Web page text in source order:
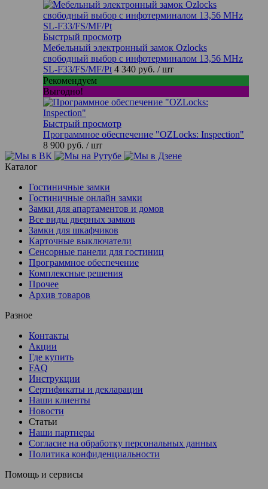
Быстрый просмотр
Мебельный электронный замок Ozlocks
свободный выбор с инфотерминалом 13,56 MHz
SL-F33/FS/MF/Pt 4 340 руб. / шт
Рекомендуем
Выгодно!
Быстрый просмотр
Программное обеспечение "OZLocks: Inspection"
8 900 руб. / шт
Каталог
Гостиничные замки
Гостиничные онлайн замки
Замки для апартаментов и домов
Все виды дверных замков
Замки для шкафчиков
Карточные выключатели
Сенсорные панели для гостиниц
Программное обеспечение
Комплексные решения
Прочее
Архив товаров
Разное
Контакты
Акции
Где купить
FAQ
Инструкции
Сертификаты и декларации
Наши клиенты
Новости
Статьи
Наши партнеры
Согласие на обработку персональных данных
Политика конфиденциальности
Помощь и сервисы